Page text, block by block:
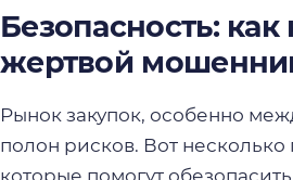
Безопасность: как
жертвой
Рынок закупок, особенно
полон рисков. Вот несколько
которые помогут